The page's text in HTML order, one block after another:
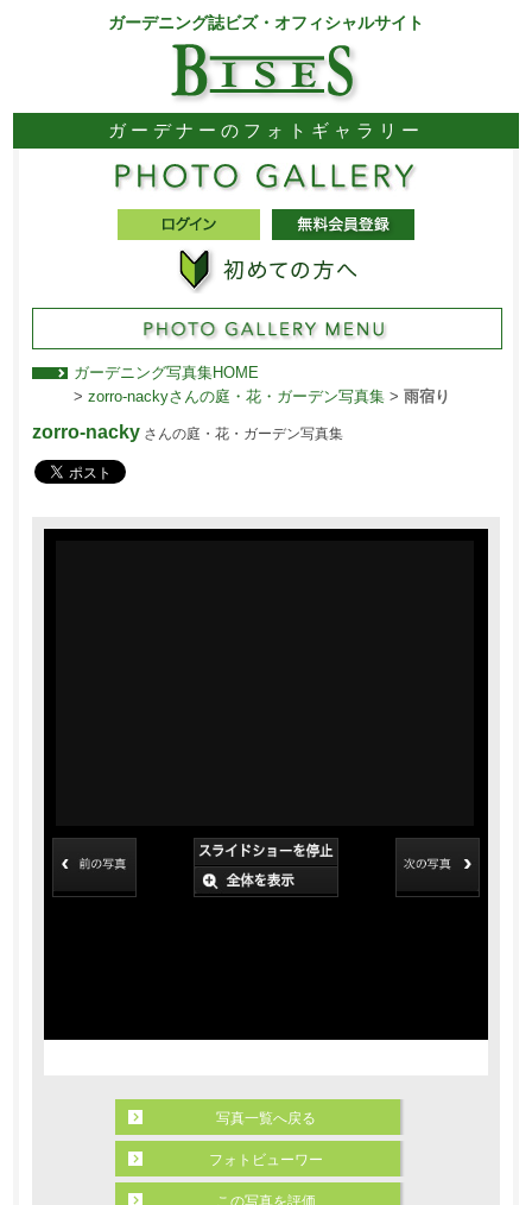
ガーデニング誌ビズ・オフィシャルサイト
ガーデナーのフォトギャラリー
ガーデニング写真集HOME
> zorro-nackyさんの庭・花・ガーデン写真集> 雨宿り
zorro-nackyさんの庭・花・ガーデン写真集
写真一覧へ戻る
フォトビューワー
この写真を評価